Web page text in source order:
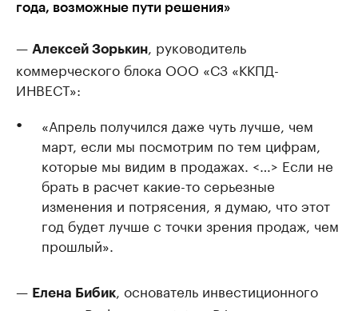
года, возможные пути решения»
— Алексей Зорькин
, руководитель
коммерческого блока ООО «СЗ «ККПД-
ИНВЕСТ»:
«Апрель получился даже чуть лучше, чем
март, если мы посмотрим по тем цифрам,
которые мы видим в продажах. <…> Если не
брать в расчет какие-то серьезные
изменения и потрясения, я думаю, что этот
год будет лучше с точки зрения продаж, чем
прошлый».
— Елена Бибик , основатель инвестиционного